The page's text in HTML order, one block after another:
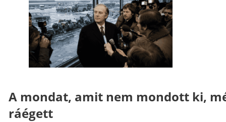
A mondat, amit nem mondott ki,
ráégett